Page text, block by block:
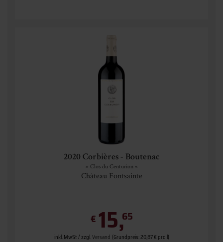
2020 Corbières - Boutenac
» Clos du Centurion «
Château Fontsainte
€ 15,65
inkl. MwSt. / zzgl.Versand (Grundpreis: 20,87 € pro l)